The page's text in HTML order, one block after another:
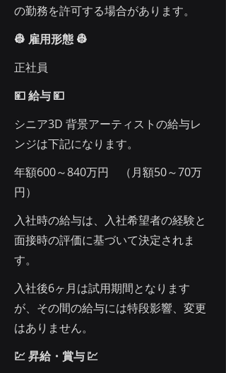
の勤務を許可する場合があります。
👷 雇用形態 👷‍
正社員
💴 給与 💴
シニア3D 背景アーティストの給与レ
ンジは下記になります。
年額600～840万円 （月額50～70万
円）
入社時の給与は、入社希望者の経験と
面接時の評価に基づいて決定されま
す。
入社後6ヶ月は試用期間となります
が、その間の給与には特段影響、変更
はありません。
💹 昇給・賞与 💹